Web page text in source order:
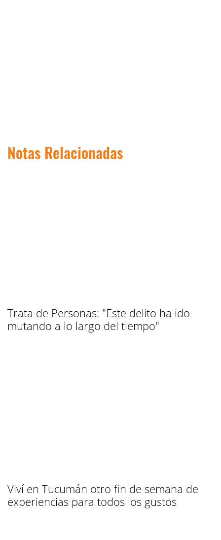
Notas Relacionadas
Trata de Personas: "Este delito ha ido
mutando a lo largo del tiempo"
Viví en Tucumán otro fin de semana de
experiencias para todos los gustos